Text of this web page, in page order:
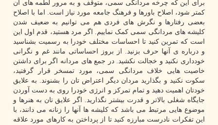
برای این که چرخه مردانگی سمی، متوقف و به مرور لطمه های آن
کمتر شود، اصلاح باورها و فرهنگ جامعه مورد نیاز است. اما با اصلاح
بعضی رفتارها و نگرش های فردی هم می توانیم به ضعیف شدن
کلیشه های مردانگی سمی کمک نماییم. اگر مرد هستید، قدم اول این
است که تمرین کنید تا احساسات مختلف خودرا به رسمیت بشناسید
و درباره ی آنها حرف بزنید. از بروز احساساتی مانند غم و نگرانی
خودداری نکنید و خجالت نکشید. در جمع های مردانه اگر برای داشتن
خاصیت هایی خلاف مردانگی سمی، مورد تمسخر قرار گرفتید،
سکوت نکنید و بگذارید مردان دیگر اعتراض تان را بشنوند. به علایق
خودتان اهمیت دهید و تمام تمرکز و انرژی خودرا روی به دست آوردن
جایگاه شغلی بالاتر و قدرت بیشتر نگذارید. اگر علایق تان به هنرها و
موضوع هایی مرتبط می باشد که کلیشه ها آنها را زنانه می دانند، با
این تفکرات نادرست مبارزه کنید تا از پرداختن به کارهای مورد علاقه